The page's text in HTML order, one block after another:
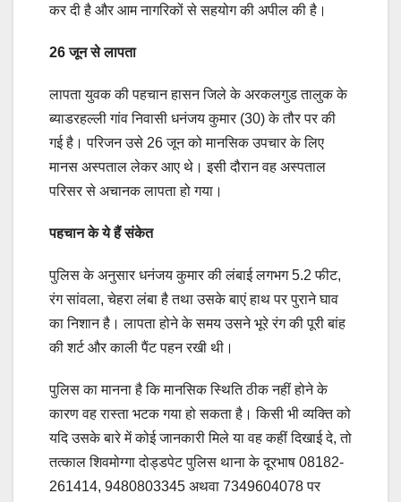
कर दी है और आम नागरिकों से सहयोग की अपील की है।
26 जून से लापता
लापता युवक की पहचान हासन जिले के अरकलगुड तालुक के
ब्याडरहल्ली गांव निवासी धनंजय कुमार (30) के तौर पर की
गई है। परिजन उसे 26 जून को मानसिक उपचार के लिए
मानस अस्पताल लेकर आए थे। इसी दौरान वह अस्पताल
परिसर से अचानक लापता हो गया।
पहचान के ये हैं संकेत
पुलिस के अनुसार धनंजय कुमार की लंबाई लगभग 5.2 फीट,
रंग सांवला, चेहरा लंबा है तथा उसके बाएं हाथ पर पुराने घाव
का निशान है। लापता होने के समय उसने भूरे रंग की पूरी बांह
की शर्ट और काली पैंट पहन रखी थी।
पुलिस का मानना है कि मानसिक स्थिति ठीक नहीं होने के
कारण वह रास्ता भटक गया हो सकता है। किसी भी व्यक्ति को
यदि उसके बारे में कोई जानकारी मिले या वह कहीं दिखाई दे, तो
तत्काल शिवमोग्गा दोड्डपेट पुलिस थाना के दूरभाष 08182-
261414, 9480803345 अथवा 7349604078 पर